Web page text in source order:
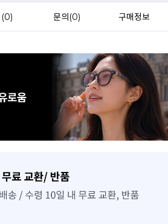
0) 문의(0) 구매정보